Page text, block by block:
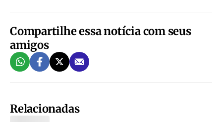
Compartilhe essa notícia com seus
amigos
Relacionadas